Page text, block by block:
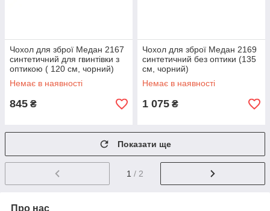
Чохол для зброї Медан 2167
синтетичний для гвинтівки з
оптикою ( 120 см, чорний)
Немає в наявності
845 ₴
Чохол для зброї Медан 2169
синтетичний без оптики (135
см, чорний)
Немає в наявності
1 075 ₴
Показати ще
1 / 2
Про нас